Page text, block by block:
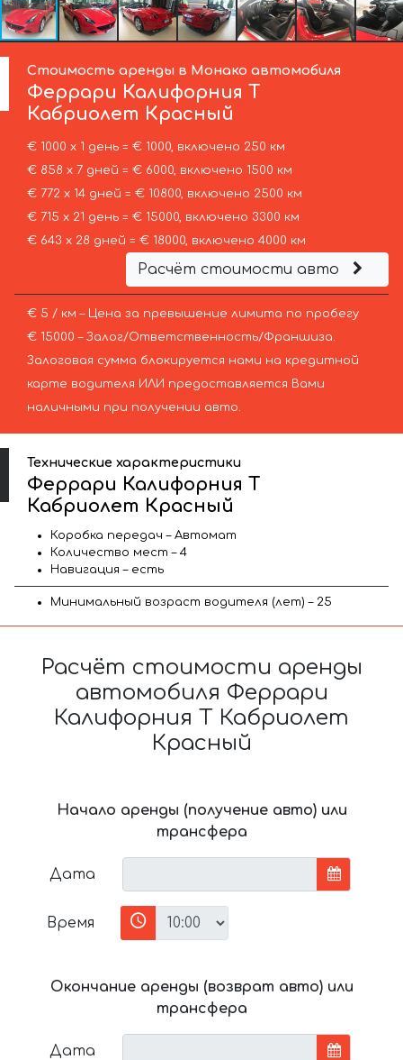
Стоимость аренды в Монако автомобиля
Феррари Калифорния Т
Кабриолет Красный
€ 1000 х 1 день = € 1000, включено 250 км
€ 858 х 7 дней = € 6000, включено 1500 км
€ 772 х 14 дней = € 10800, включено 2500 км
€ 715 х 21 день = € 15000, включено 3300 км
€ 643 х 28 дней = € 18000, включено 4000 км
Расчёт стоимости авто
€ 5 / км – Цена за превышение лимита по пробегу
€ 15000 – Залог/Ответственность/Франшиза.
Залоговая сумма блокируется нами на кредитной
карте водителя ИЛИ предоставляется Вами
наличными при получении авто.
Технические характеристики
Феррари Калифорния Т
Кабриолет Красный
Коробка передач – Автомат
Количество мест – 4
Навигация – есть
Минимальный возраст водителя (лет) – 25
Расчёт стоимости аренды
автомобиля Феррари
Калифорния Т Кабриолет
Красный
Начало аренды (получение авто) или
трансфера
Дата
Время
Окончание аренды (возврат авто) или
трансфера
Дата